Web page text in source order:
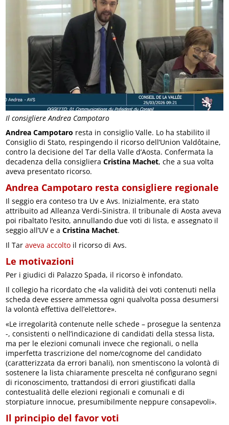
Il consigliere Andrea Campotaro
Andrea Campotaro resta in consiglio Valle. Lo ha stabilito il
Consiglio di Stato, respingendo il ricorso dell’Union Valdôtaine,
contro la decisione del Tar della Valle d’Aosta. Confermata la
decadenza della consiglieraCristina Machet, che a sua volta
aveva presentato ricorso.
Andrea Campotaro resta consigliere regionale
Il seggio era conteso tra Uv e Avs. Inizialmente, era stato
attribuito ad Alleanza Verdi-Sinistra. Il tribunale di Aosta aveva
poi ribaltato l’esito, annullando due voti di lista, e assegnato il
seggio all’UV e aCristina Machet.
Il Taraveva accolto il ricorso di Avs.
Le motivazioni
Per i giudici di Palazzo Spada, il ricorso è infondato.
Il collegio ha ricordato che «la validità dei voti contenuti nella
scheda deve essere ammessa ogni qualvolta possa desumersi
la volontà effettiva dell’elettore».
«Le irregolarità contenute nelle schede – prosegue la sentenza
-, consistenti o nell’indicazione di candidati della stessa lista,
ma per le elezioni comunali invece che regionali, o nella
imperfetta trascrizione del nome/cognome del candidato
(caratterizzata da errori banali), non smentiscono la volontà di
sostenere la lista chiaramente prescelta né configurano segni
di riconoscimento, trattandosi di errori giustificati dalla
contestualità delle elezioni regionali e comunali e di
storpiature innocue, presumibilmente neppure consapevoli».
Il principio del favor voti